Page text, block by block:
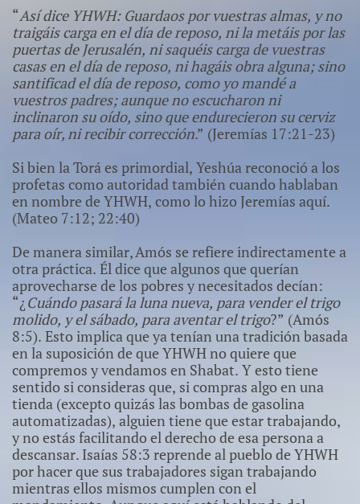
“Así dice YHWH: Guardaos por vuestras almas, y no
traigáis carga en el día de reposo, ni la metáis por las
puertas de Jerusalén, ni saquéis carga de vuestras
casas en el día de reposo, ni hagáis obra alguna; sino
santificad el día de reposo, como yo mandé a
vuestros padres; aunque no escucharon ni
inclinaron su oído, sino que endurecieron su cerviz
para oír, ni recibir corrección.” (Jeremías 17:21-23)
Si bien la Torá es primordial, Yeshúa reconoció a los
profetas como autoridad también cuando hablaban
en nombre de YHWH, como lo hizo Jeremías aquí.
(Mateo 7:12; 22:40)
De manera similar, Amós se refiere indirectamente a
otra práctica. Él dice que algunos que querían
aprovecharse de los pobres y necesitados decían:
“¿ Cuándo pasará la luna nueva, para vender el trigo
molido, y el sábado, para aventar el trigo?” (Amós
8:5). Esto implica que ya tenían una tradición basada
en la suposición de que YHWH no quiere que
compremos y vendamos en Shabat. Y esto tiene
sentido si consideras que, si compras algo en una
tienda (excepto quizás las bombas de gasolina
automatizadas), alguien tiene que estar trabajando,
y no estás facilitando el derecho de esa persona a
descansar. Isaías 58:3 reprende al pueblo de YHWH
por hacer que sus trabajadores sigan trabajando
mientras ellos mismos cumplen con el